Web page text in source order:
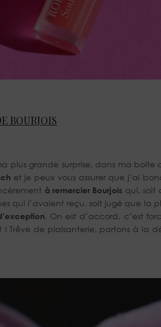
BOURJOIS
plus grande surprise, dans ma boite
et je peux vous assurer que j’ai
à remercier Bourjois qui, soit
qui l’avaient reçu, soit jugé que la
. On est d’accord, c’est
Trêve de plaisanterie, partons à la